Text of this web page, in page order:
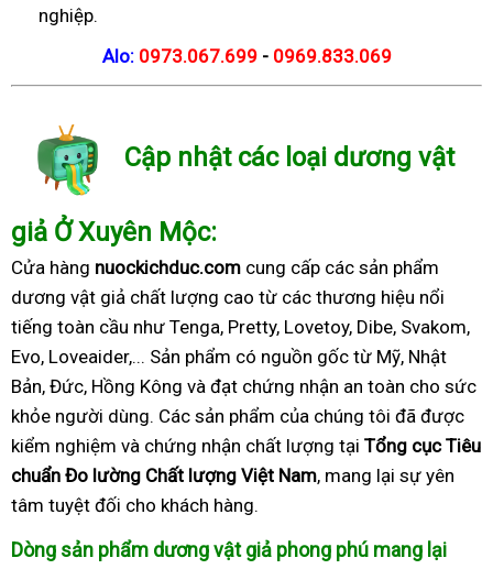
nghiệp.
Alo:0973.067.699 - 0969.833.069
Cập nhật các loại dương vật
giả Ở Xuyên Mộc:
Cửa hàng nuockichduc.com cung cấp các sản phẩm
dương vật giả chất lượng cao từ các thương hiệu nổi
tiếng toàn cầu như Tenga, Pretty, Lovetoy, Dibe, Svakom,
Evo, Loveaider,... Sản phẩm có nguồn gốc từ Mỹ, Nhật
Bản, Đức, Hồng Kông và đạt chứng nhận an toàn cho sức
khỏe người dùng. Các sản phẩm của chúng tôi đã được
kiểm nghiệm và chứng nhận chất lượng tại Tổng cục Tiêu
chuẩn Đo lường Chất lượng Việt Nam, mang lại sự yên
tâm tuyệt đối cho khách hàng.
Dòng sản phẩm dương vật giả phong phú mang lại